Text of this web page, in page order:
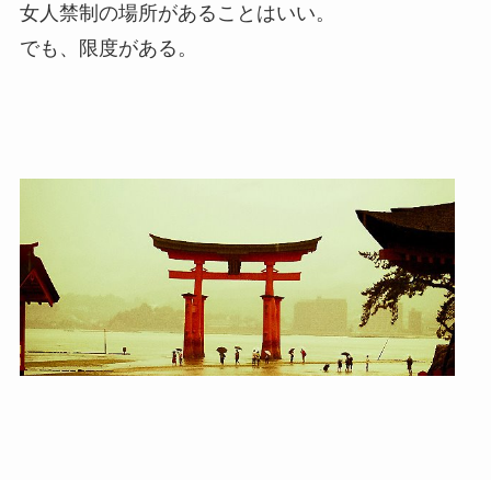
女人禁制の場所があることはいい。
でも、限度がある。